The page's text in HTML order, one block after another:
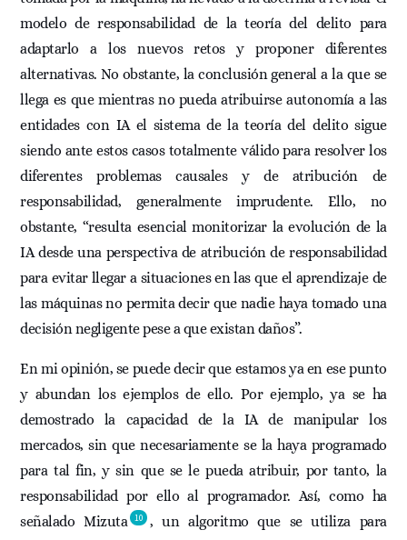
modelo de responsabilidad de la teoría del delito para
adaptarlo a los nuevos retos y proponer diferentes
alternativas. No obstante, la conclusión general a la que se
llega es que mientras no pueda atribuirse autonomía a las
entidades con IA el sistema de la teoría del delito sigue
siendo ante estos casos totalmente válido para resolver los
diferentes problemas causales y de atribución de
responsabilidad, generalmente imprudente. Ello, no
obstante, “resulta esencial monitorizar la evolución de la
IA desde una perspectiva de atribución de responsabilidad
para evitar llegar a situaciones en las que el aprendizaje de
las máquinas no permita decir que nadie haya tomado una
decisión negligente pese a que existan daños”.
En mi opinión, se puede decir que estamos ya en ese punto
y abundan los ejemplos de ello. Por ejemplo, ya se ha
demostrado la capacidad de la IA de manipular los
mercados, sin que necesariamente se la haya programado
para tal fin, y sin que se le pueda atribuir, por tanto, la
responsabilidad por ello al programador. Así, como ha
señalado Mizuta
10
, un algoritmo que se utiliza para